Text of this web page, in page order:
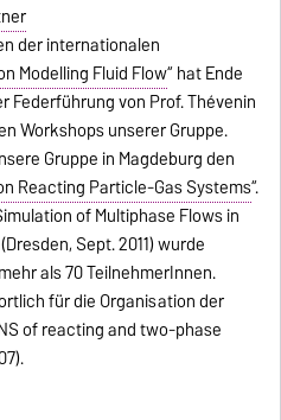
der internationalen
Modelling Fluid Flow“ hat Ende
Federführung von Prof. Thévenin
Workshops unserer Gruppe.
Gruppe in Magdeburg den
Reacting Particle-Gas Systems“.
of Multiphase Flows in
Sept. 2011) wurde
als 70 TeilnehmerInnen.
für die Organisation der
of reacting and two-phase